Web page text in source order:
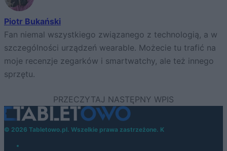
Piotr Bukański
Fan niemal wszystkiego związanego z technologią, a w
szczególności urządzeń wearable. Możecie tu trafić na
moje recenzje zegarków i smartwatchy, ale też innego
sprzętu.
© 2026 Tabletowo.pl. Wszelkie prawa zastrzeżone. K